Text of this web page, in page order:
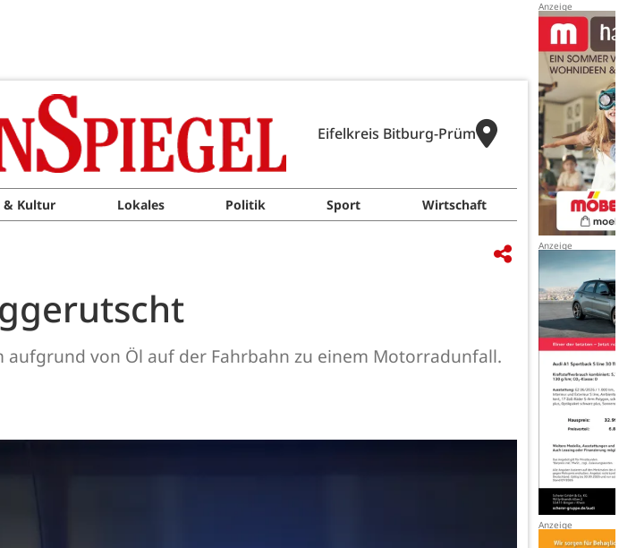
Eifelkreis Bitburg-Prüm
& Kultur Lokales Politik Sport Wirtschaft
von Öl auf der Fahrbahn zu einem Motorradunfall.